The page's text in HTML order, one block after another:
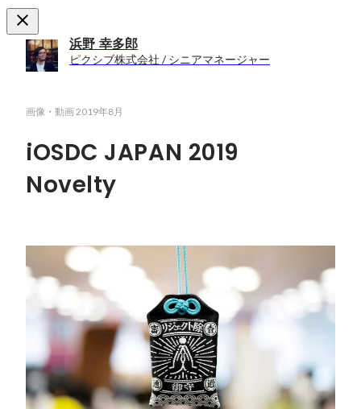
浜野 幸多郎
ピクシブ株式会社 / シニアマネージャー
画像・動画2019年8月
iOSDC JAPAN 2019
Novelty